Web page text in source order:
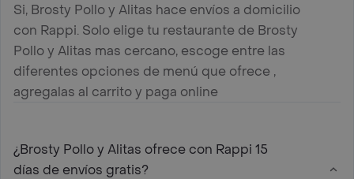
Si, Brosty Pollo y Alitas hace envíos a domicilio
con Rappi. Solo elige tu restaurante de Brosty
Pollo y Alitas mas cercano, escoge entre las
diferentes opciones de menú que ofrece ,
agregalas al carrito y paga online
¿Brosty Pollo y Alitas ofrece con Rappi 15
días de envíos gratis?